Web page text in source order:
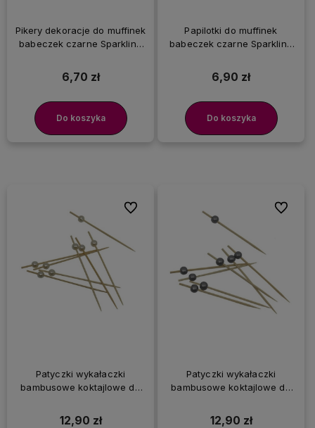
Pikery dekoracje do muffinek
babeczek czarne Sparkling
6,70 zł
Do koszyka
Papilotki do muffinek
babeczek czarne Sparkling
6,90 zł
Do koszyka
Patyczki wykałaczki
bambusowe koktajlowe do
12,90 zł
Do ulubionych
Patyczki wykałaczki
bambusowe koktajlowe do
szt.
12,90 zł
Do